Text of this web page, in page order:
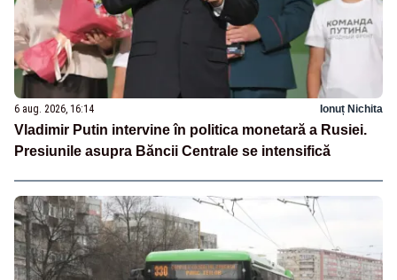
6 aug. 2026, 16:14 Ionuț Nichita
Vladimir Putin intervine în politica monetară a Rusiei.
Presiunile asupra Băncii Centrale se intensifică